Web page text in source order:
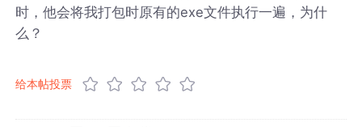
时，他会将我打包时原有的exe文件执行一遍，为什
么？
给本帖投票